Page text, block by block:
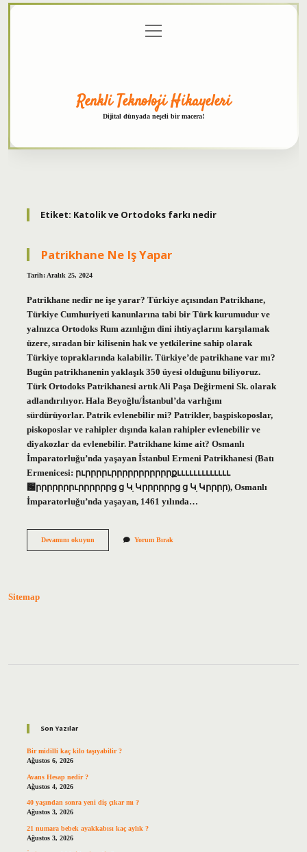
menüyü
aç
Renkli Teknoloji Hikayeleri
Dijital dünyada neşeli bir macera!
Etiket: Katolik ve Ortodoks farkı nedir
Patrikhane Ne Iş Yapar
Tarih: Aralık 25, 2024
Patrikhane nedir ne işe yarar? Türkiye açısından Patrikhane,
Türkiye Cumhuriyeti kanunlarına tabi bir Türk kurumudur ve
yalnızca Ortodoks Rum azınlığın dini ihtiyaçlarını karşılamak
üzere, sıradan bir kilisenin hak ve yetkilerine sahip olarak
Türkiye topraklarında kalabilir. Türkiye’de patrikhane var mı?
Bugün patrikhanenin yaklaşık 350 üyesi olduğunu biliyoruz.
Türk Ortodoks Patrikhanesi artık Ali Paşa Değirmeni Sk. olarak
adlandırılıyor. Hala Beyoğlu/İstanbul’da varlığını
sürdürüyorlar. Patrik evlenebilir mi? Patrikler, başpiskoposlar,
piskoposlar ve rahipler dışında kalan rahipler evlenebilir ve
diyakozlar da evlenebilir. Patrikhane kime ait? Osmanlı
İmparatorluğu’nda yaşayan İstanbul Ermeni Patrikhanesi (Batı
Ermenicesi: րւրրրրւրրրրրրրրրրրքւււււււււււււ
԰րրրրրրրւրրրրրրց ց Կָ Կրրրրրրց ց Կָ Կրրրր), Osmanlı
İmparatorluğu’nda yaşayan, 1461 yılında…
Devamını okuyunPatrikhane
Yorum Bırak
Sitemap
Son Yazılar
Bir midilli kaç kilo taşıyabilir ?
Ağustos 6, 2026
Avans Hesap nedir ?
Ağustos 4, 2026
40 yaşından sonra yeni diş çıkar mı ?
Ağustos 3, 2026
21 numara bebek ayakkabısı kaç aylık ?
Ağustos 3, 2026